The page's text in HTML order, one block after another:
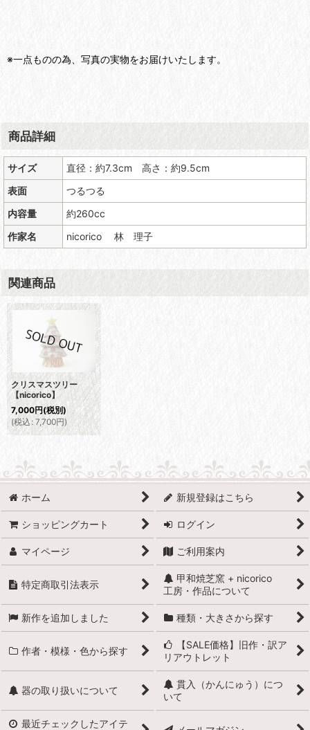
※一点ものの為、写真の実物をお届けいたします。
商品詳細
サイズ
直径：約7.3cm 高さ：約9.5cm
表面
つるつる
内容量
約260cc
作家名
nicorico 林 理子
関連商品
クリスマスツリー
【nicorico】
7,000円(税別)
(税込: 7,700円)
ホーム 新規登録はこちら
ショッピングカート ログイン
マイページ ご利用案内
特定商取引法表示
甲和焼芝窯 + nicorico
工房・作品について
新作を追加しました 種類・大きさから探す
作者・模様・色から探す
【SALE価格】旧作・訳ア
リアウトレット
器の取り扱いについて
貫入（かんにゅう）につ
いて
最近チェックしたアイテ